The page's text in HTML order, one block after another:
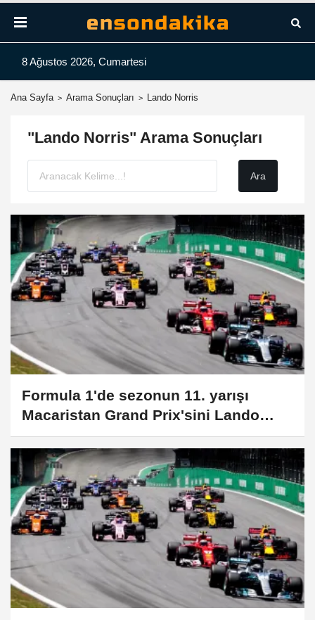
8 Ağustos 2026, Cumartesi
Ana Sayfa Arama Sonuçları Lando Norris
"Lando Norris" Arama Sonuçları
Formula 1'de sezonun 11. yarışı
Macaristan Grand Prix'sini Lando
Norris kazandı